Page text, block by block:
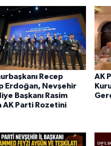
Recep
Erdoğan, Nevşehir
Başkanı Rasim
AK Parti Rozetini
AK